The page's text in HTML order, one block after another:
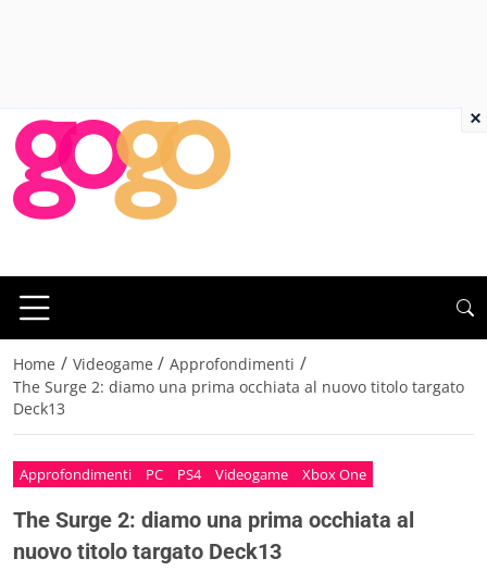
Home / Videogame / Approfondimenti /
The Surge 2: diamo una prima occhiata al nuovo titolo targato
Deck13
Approfondimenti PC PS4 Videogame Xbox One
The Surge 2: diamo una prima occhiata al
nuovo titolo targato Deck13
×